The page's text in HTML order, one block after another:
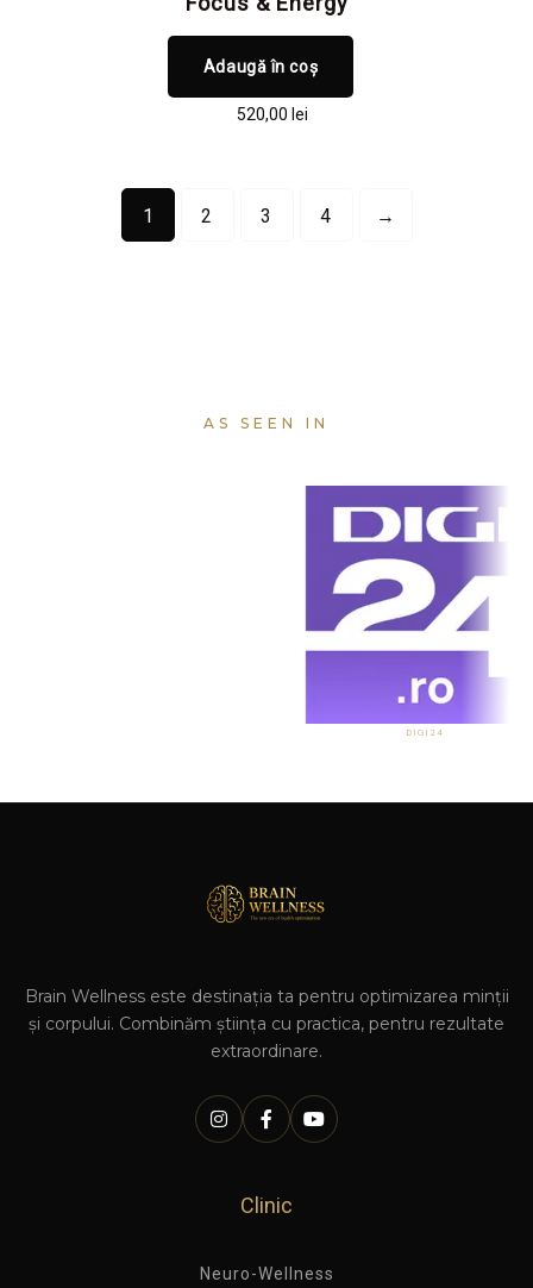
Adaugă în coș
520,00 lei
1 2 3 4 →
AS SEEN IN
Brain Wellness este destinația ta pentru optimizarea minții
și corpului. Combinăm știința cu practica, pentru rezultate
extraordinare.
Clinic
Neuro-Wellness